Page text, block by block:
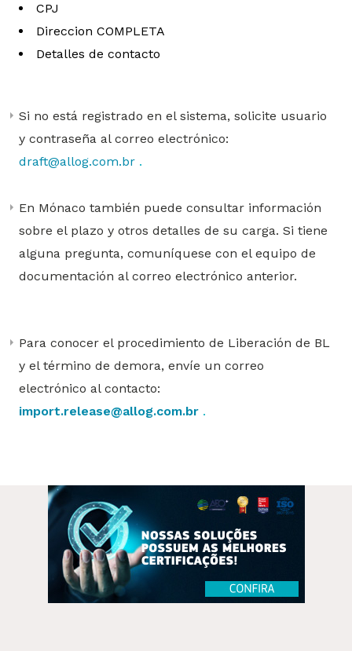
CPJ
Direccion COMPLETA
Detalles de contacto
Si no está registrado en el sistema, solicite usuario
y contraseña al correo electrónico:
draft@allog.com.br .
En Mónaco también puede consultar información
sobre el plazo y otros detalles de su carga. Si tiene
alguna pregunta, comuníquese con el equipo de
documentación al correo electrónico anterior.
Para conocer el procedimiento de Liberación de BL
y el término de demora, envíe un correo
electrónico al contacto:
import.release@allog.com.br .